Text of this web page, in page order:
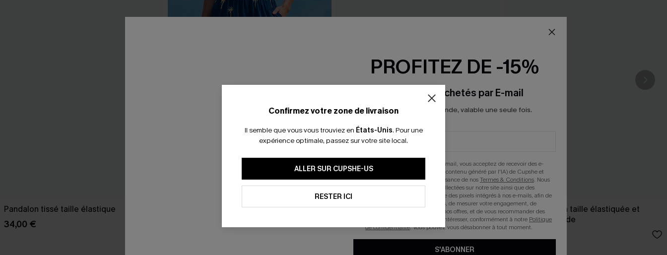
Pandalon tissé taille élastique
34,00 €
Pantalon tropical fluide à taille élastiquée
29,00 €
Pantalon floral à taille élastiquée et
coupe large fluide
Confirmez votre zone de livraison
Il semble que vous vous trouviez en États-Unis. Pour une
expérience optimale, passez sur votre site local.
ALLER SUR CUPSHE-US
RESTER ICI
PROFITEZ DE -15%
-15% dès 2 Achetés par E-mail
*Un code par commande, valable une seule fois.
En soumettant votre adresse e-mail, vous acceptez de recevoir des e-
mails marketing (y compris du contenu généré par l'IA) de Cupshe et
reconnaissez avoir pris connaissance de nosTermes & Conditions. Nous
pouvons utiliser les données collectées sur notre site ainsi que des
technologies de suivi, telles que des pixels intégrés à nos e-mails, afin de
savoir si ceux-ci ont été ouverts, de mesurer votre engagement, de
personnaliser nos contenus et nos offres, et de vous recommander des
produits susceptibles de vous intéresser, conformément à notre Politique
de confidentialité. Vous pouvez vous désabonner à tout moment.
S'ABONNER